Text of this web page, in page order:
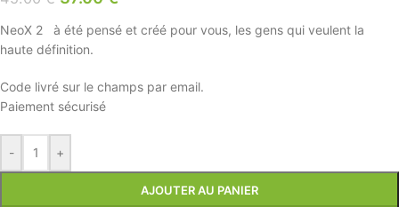
NeoX 2 à été pensé et créé pour vous, les gens qui veulent la
haute définition.
Code livré sur le champs par email.
Paiement sécurisé
- +
AJOUTER AU PANIER